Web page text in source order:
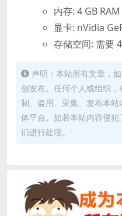
内存: 4 GB RAM
显卡: nVidia
存储空间: 需要
声明：本站所有文章，
创发布。任何个人或组织
制、盗用、采集、发布本
体平台。如若本站内容侵
们进行处理。